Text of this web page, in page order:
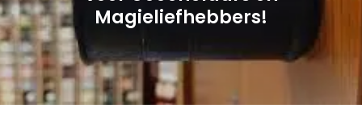
Magieliefhebbers!